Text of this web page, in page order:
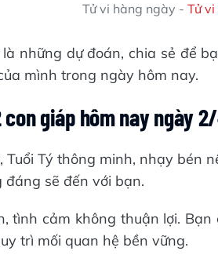
Tử vi hàng ngày - Tử
là những dự đoán, chia sẻ để
mình trong ngày hôm nay.
con giáp hôm nay ngày
Tuổi Tý thông minh, nhạy bén
đáng sẽ đến với bạn.
tình cảm không thuận lợi.
trì mối quan hệ bền vững.